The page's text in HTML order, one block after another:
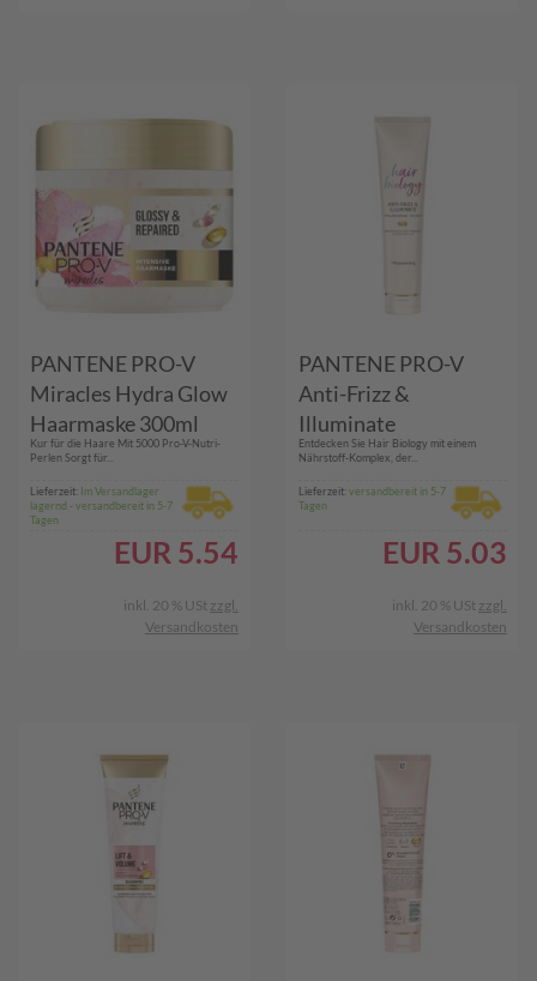
PANTENE PRO-V
Miracles Hydra Glow
Haarmaske 300ml
Kur für die Haare Mit 5000 Pro-V-Nutri-
Perlen Sorgt für...
Lieferzeit: Im Versandlager
lagernd - versandbereit in 5-7
Tagen
EUR 5.54
inkl. 20 % USt zzgl.
Versandkosten
PANTENE PRO-V
Anti-Frizz &
Illuminate
Conditioner
Entdecken Sie Hair Biology mit einem
Nährstoff-Komplex, der...
Lieferzeit:versandbereit in 5-7
Tagen
EUR 5.03
inkl. 20 % USt zzgl.
Versandkosten